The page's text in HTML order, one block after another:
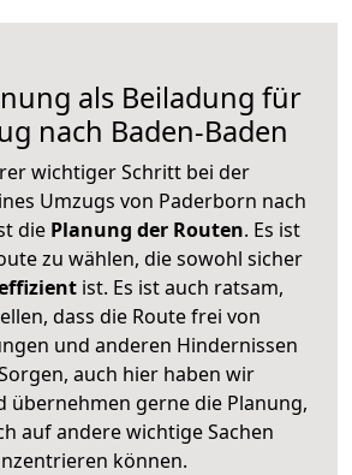
als Beiladung für
nach Baden-Baden
wichtiger Schritt bei der
Umzugs von Paderborn nach
die Planung der Routen. Es ist
zu wählen, die sowohl sicher
ist. Es ist auch ratsam,
dass die Route frei von
und anderen Hindernissen
auch hier haben wir
übernehmen gerne die Planung,
auf andere wichtige Sachen
können.